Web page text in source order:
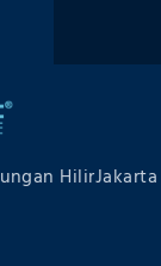
HilirJakarta